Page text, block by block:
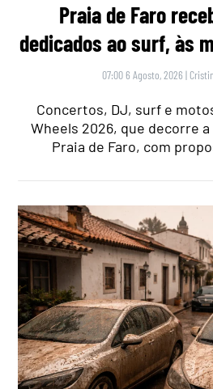
Praia de Faro
dedicados ao surf, às
07:00 6 Agosto, 2026 |
Concertos, DJ, surf e
Wheels 2026, que decorre a
Praia de Faro, com